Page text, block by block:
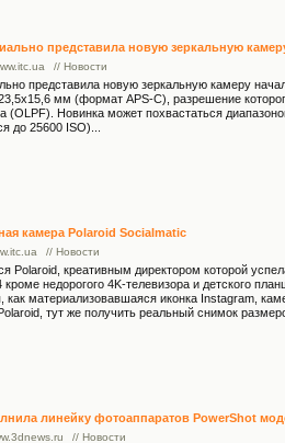
представила новую зеркальную
// Новости
представила новую зеркальную камеру
мм (формат APS-C), разрешение
(OLPF). Новинка может похвастаться
до 25600 ISO)...
камера Polaroid Socialmatic
// Новости
Polaroid, креативным директором которой
кроме недорогого 4K-телевизора и детского
материализовавшаяся иконка Instagram,
тут же получить реальный снимок
линейку фотоаппаратов PowerShot
// Новости